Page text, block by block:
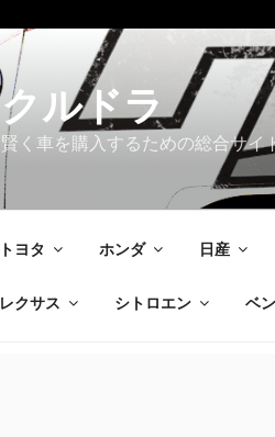
クルドラ
賢く車を購入するための総合サイ
トヨタ ホンダ 日産
レクサス シトロエン ベ